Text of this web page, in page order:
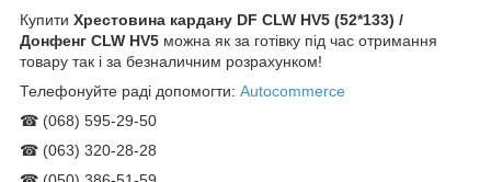
Купити Хрестовина кардану DF CLW HV5 (52*133) /
Донфенг CLW HV5 можна як за готівку під час отримання
товару так і за безналичним розрахунком!
Телефонуйте раді допомогти: Autocommerce
☎ (068) 595-29-50
☎ (063) 320-28-28